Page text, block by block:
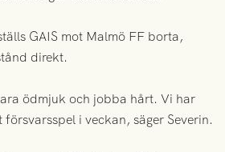
GAIS mot Malmö FF borta,
direkt.
ödmjuk och jobba hårt. Vi har
i veckan, säger Severin.